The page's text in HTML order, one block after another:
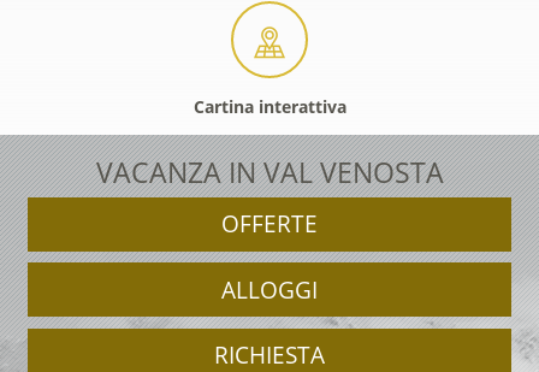
Cartina interattiva
VACANZA IN VAL VENOSTA
OFFERTE
ALLOGGI
RICHIESTA